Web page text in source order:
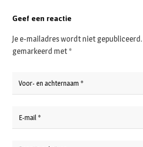
Geef een reactie
Je e-mailadres wordt niet gepubliceerd.
gemarkeerd met *